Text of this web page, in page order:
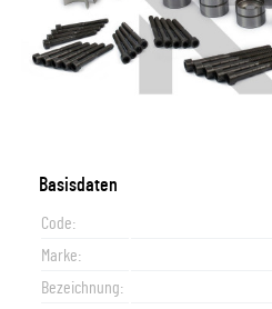
Basisdaten
Code:
Marke:
Bezeichnung: